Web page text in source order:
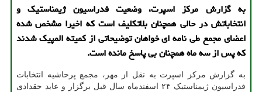
به گزارش مرکز اسپرت، وضعیت فدراسیون ژیمناستیک و
انتخاباتش در حالی همچنان بلاتکلیف است که اخیرا مشخص شده
اعضای مجمع طی نامه ای خواهان توضیحاتی از کمیته المپیک شدند
که پس از سه ماه همچنان بی پاسخ مانده است.
به گزارش مرکز اسپرت به نقل از مهر، مجمع پرحاشیه انتخابات
فدراسیون ژیمناستیک ۲۴ اسفندماه سال قبل برگزار و عابد حقدادی